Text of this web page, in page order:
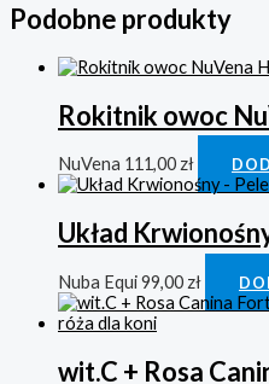
Podobne produkty
Rokitnik owoc
NuVena 111,00 zł
Układ
Nuba Equi99,00 zł
wit.C + Rosa